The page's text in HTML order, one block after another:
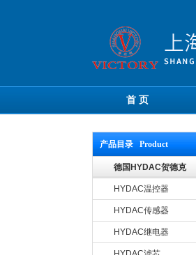
首 页
产品目录 Product
德国HYDAC贺德克
HYDAC温控器
HYDAC传感器
HYDAC继电器